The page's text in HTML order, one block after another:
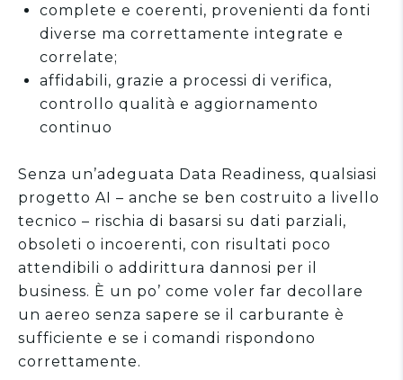
complete e coerenti, provenienti da fonti
diverse ma correttamente integrate e
correlate;
affidabili, grazie a processi di verifica,
controllo qualità e aggiornamento
continuo
Senza un’adeguata Data Readiness, qualsiasi
progetto AI – anche se ben costruito a livello
tecnico – rischia di basarsi su dati parziali,
obsoleti o incoerenti, con risultati poco
attendibili o addirittura dannosi per il
business. È un po’ come voler far decollare
un aereo senza sapere se il carburante è
sufficiente e se i comandi rispondono
correttamente.